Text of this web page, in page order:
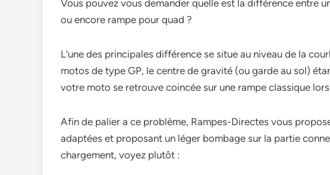
Vous pouvez vous demander quelle est la différence entre
ou encore rampe pour quad ?
L’une des principales différence se situe au niveau de la
motos de type GP, le centre de gravité (ou garde au sol)
votre moto se retrouve coincée sur une rampe classique
Afin de palier a ce problème, Rampes-Directes vous
adaptées et proposant un léger bombage sur la partie
chargement, voyez plutôt :